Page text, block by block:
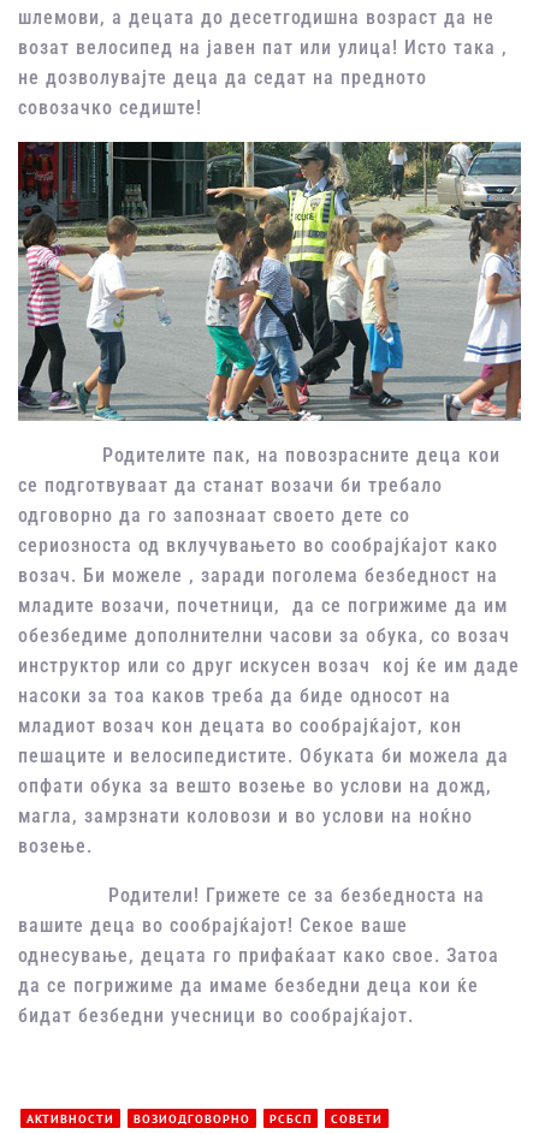
шлемови, а децата до десетгодишна возраст да не
возат велосипед на јавен пат или улица! Исто така ,
не дозволувајте деца да седат на предното
совозачко седиште!
Родителите пак, на повозрасните деца кои
се подготвуваат да станат возачи би требало
одговорно да го запознаат своето дете со
сериозноста од вклучувањето во сообрајќајот како
возач. Би можеле , заради поголема безбедност на
младите возачи, почетници, да се погрижиме да им
обезбедиме дополнителни часови за обука, со возач
инструктор или со друг искусен возач кој ќе им даде
насоки за тоа каков треба да биде односот на
младиот возач кон децата во сообрајќајот, кон
пешаците и велосипедистите. Обуката би можела да
опфати обука за вешто возење во услови на дожд,
магла, замрзнати коловози и во услови на ноќно
возење.
Родители! Грижете се за безбедноста на
вашите деца во сообрајќајот! Секое ваше
однесување, децата го прифаќаат како свое. Затоа
да се погрижиме да имаме безбедни деца кои ќе
бидат безбедни учесници во сообрајќајот.
АКТИВНОСТИ ВОЗИОДГОВОРНО РСБСП СОВЕТИ